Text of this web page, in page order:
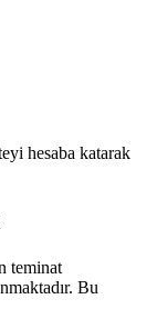
hesaba katarak
teminat
Bu